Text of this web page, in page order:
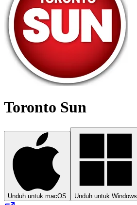
Toronto Sun
Unduh untuk macOS Unduh untuk Windows